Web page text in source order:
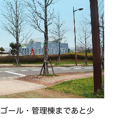
ール・管理棟まであと少